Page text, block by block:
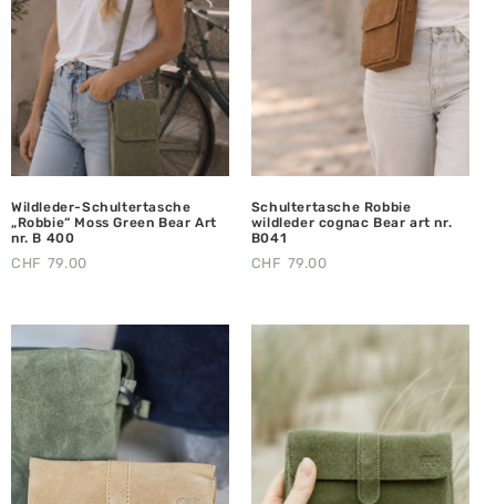
Wildleder-Schultertasche
„Robbie“ Moss Green Bear Art
nr. B 400
CHF 79.00
Schultertasche Robbie
wildleder cognac Bear art nr.
B041
CHF 79.00